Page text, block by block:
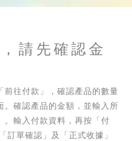
請先確認金
前往付款」，確認產品的數量
確認產品的金額，並輸入所
。輸入付款資料，再按「付
訂單確認」及「正式收據」